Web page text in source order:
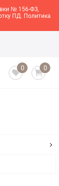
№ 156-ФЗ,
ПД. Политика
0 0